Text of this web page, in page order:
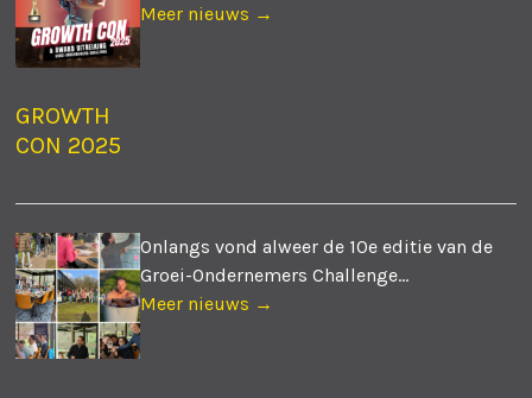
GROWTH
CON 2025
Meer nieuws →
Onlangs vond alweer de 10e editie van de
Groei-Ondernemers Challenge...
Meer nieuws →